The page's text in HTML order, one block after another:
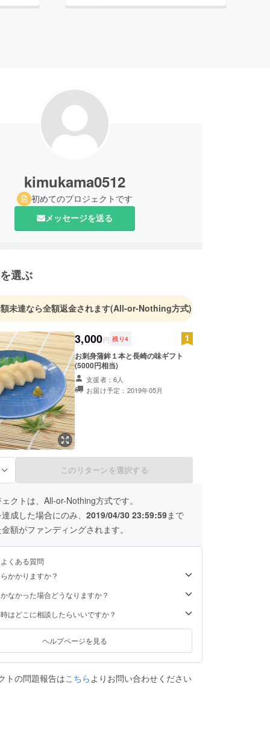
kimukama0512
初めてのプロジェクトです
メッセージを送る
選ぶ
未達なら全額返金されます(All-or-Nothing方式)
3,000円 残り4
お刺身蒲鉾１本と長崎の味ギフト
(5000円相当)
支援者：6人
お届け予定：2019年05月
このリターンを選択する
クトは、All-or-Nothing方式です。
成した場合にのみ、 2019/04/30 23:59:59まで
額がファンディングされます。
くある質問
かかりますか？
なかった場合どうなりますか？
はどこに相談したらいいですか？
ヘルプページを見る
トの問題報告はこちら よりお問い合わせください